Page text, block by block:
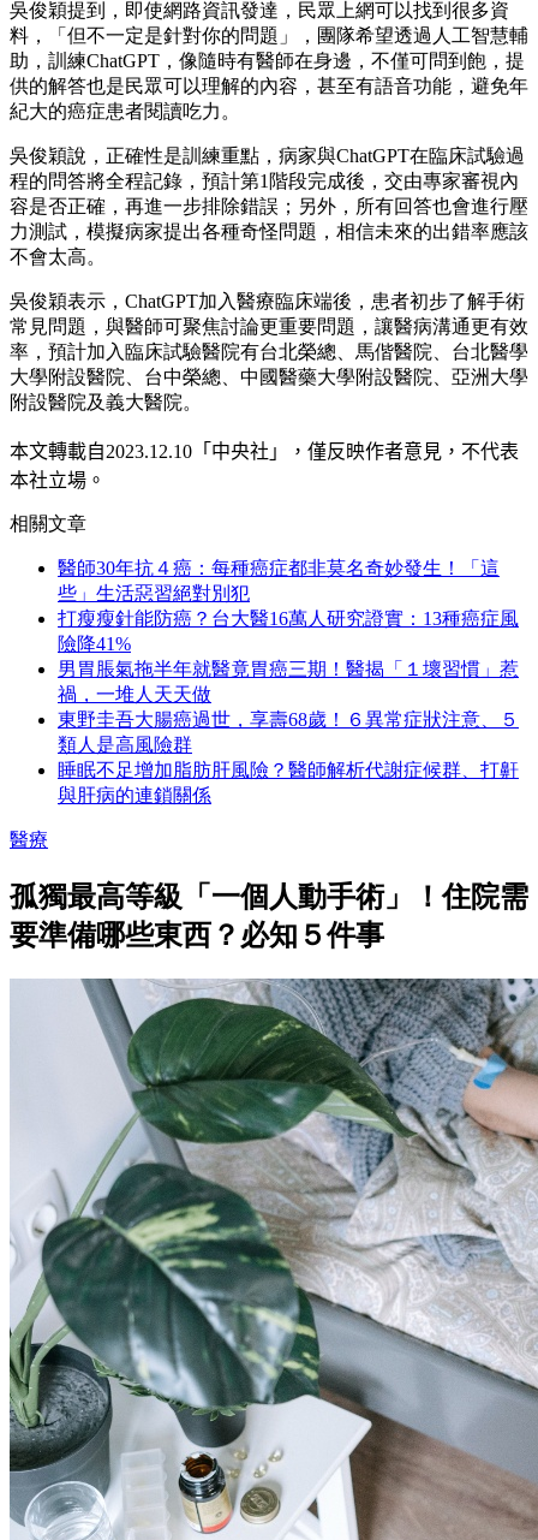
吳俊穎提到，即使網路資訊發達，民眾上網可以找到很多資
料，「但不一定是針對你的問題」，團隊希望透過人工智慧輔
助，訓練ChatGPT，像隨時有醫師在身邊，不僅可問到飽，提
供的解答也是民眾可以理解的內容，甚至有語音功能，避免年
紀大的癌症患者閱讀吃力。
吳俊穎說，正確性是訓練重點，病家與ChatGPT在臨床試驗過
程的問答將全程記錄，預計第1階段完成後，交由專家審視內
容是否正確，再進一步排除錯誤；另外，所有回答也會進行壓
力測試，模擬病家提出各種奇怪問題，相信未來的出錯率應該
不會太高。
吳俊穎表示，ChatGPT加入醫療臨床端後，患者初步了解手術
常見問題，與醫師可聚焦討論更重要問題，讓醫病溝通更有效
率，預計加入臨床試驗醫院有台北榮總、馬偕醫院、台北醫學
大學附設醫院、台中榮總、中國醫藥大學附設醫院、亞洲大學
附設醫院及義大醫院。
本文轉載自2023.12.10 「中央社」
，僅反映作者意見，不代表
本社立場。
相關文章
醫師30年抗４癌：每種癌症都非莫名奇妙發生！「這
些」生活惡習絕對別犯
打瘦瘦針能防癌？台大醫16萬人研究證實：13種癌症風
險降41%
男胃脹氣拖半年就醫竟胃癌三期！醫揭「１壞習慣」惹
禍，一堆人天天做
東野圭吾大腸癌過世，享壽68歲！６異常症狀注意、５
類人是高風險群
睡眠不足增加脂肪肝風險？醫師解析代謝症候群、打鼾
與肝病的連鎖關係
醫療
孤獨最高等級「一個人動手術」！住院需
要準備哪些東西？必知５件事